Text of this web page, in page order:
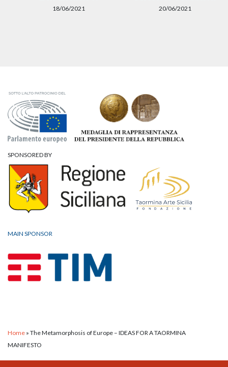
18/06/2021 20/06/2021
SPONSORED BY
MAIN SPONSOR
Home » The Metamorphosis of Europe – IDEAS FOR A TAORMINA
MANIFESTO